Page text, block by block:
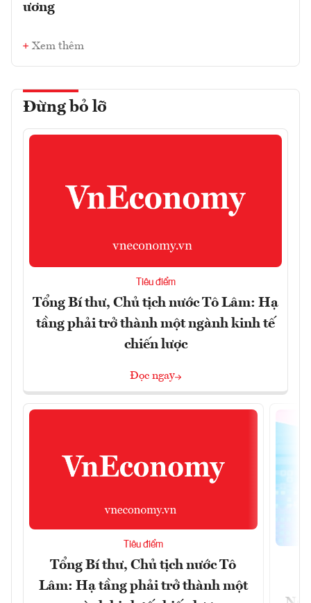
ương
Xem thêm
Đừng bỏ lỡ
Tiêu điểm
Tổng Bí thư, Chủ tịch nước Tô Lâm: Hạ
tầng phải trở thành một ngành kinh tế
chiến lược
Đọc ngay
Tiêu điểm
Tổng Bí thư, Chủ tịch nước Tô
Lâm: Hạ tầng phải trở thành một